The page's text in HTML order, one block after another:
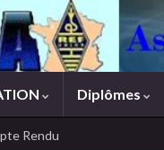
Diplômes
Rendu